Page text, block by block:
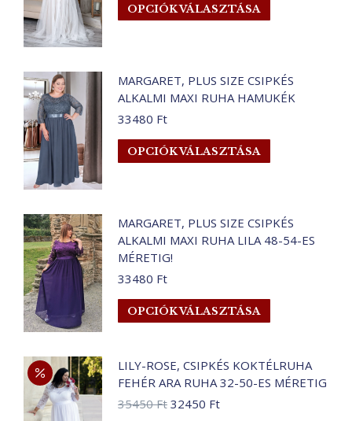
OPCIÓK VÁLASZTÁSA
a
variációja
van.
változatok
MARGARET, PLUS SIZE CSIPKÉS
ALKALMI MAXI RUHA HAMUKÉK
33480 Ft
OPCIÓK VÁLASZTÁSA
a
variációja
van.
a
ki
MARGARET, PLUS SIZE CSIPKÉS
ALKALMI MAXI RUHA LILA 48-54-ES
MÉRETIG!
33480 Ft
OPCIÓK VÁLASZTÁSA
a
több
variációja
LILY-ROSE, CSIPKÉS KOKTÉLRUHA
FEHÉR ARA RUHA 32-50-ES MÉRETIG
35450Ft Original
32450 FtCurrent